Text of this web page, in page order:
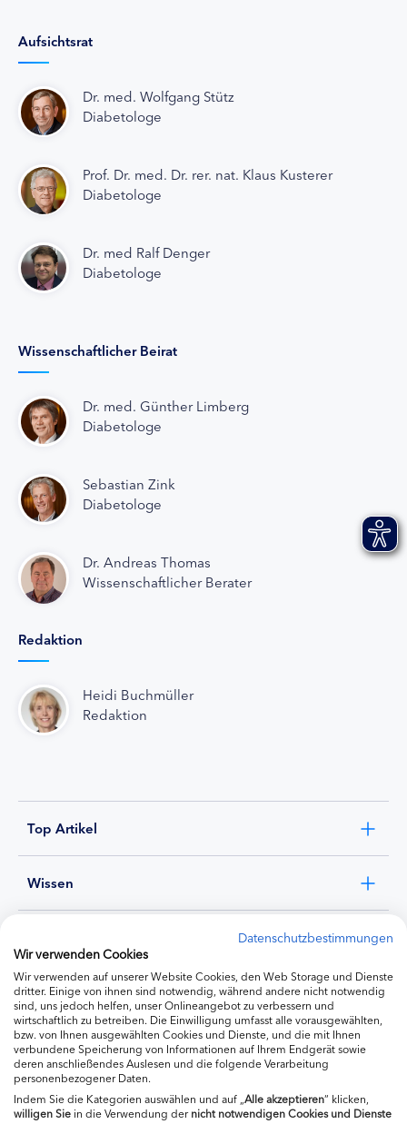
Aufsichtsrat
Dr. med. Wolfgang Stütz
Diabetologe
Prof. Dr. med. Dr. rer. nat. Klaus Kusterer
Diabetologe
Dr. med Ralf Denger
Diabetologe
Wissenschaftlicher Beirat
Dr. med. Günther Limberg
Diabetologe
Sebastian Zink
Diabetologe
Dr. Andreas Thomas
Wissenschaftlicher Berater
Redaktion
Heidi Buchmüller
Redaktion
Top Artikel
Wissen
Ernährung
Produkte
Datenschutzbestimmungen
Wir verwenden Cookies
Wir verwenden auf unserer Website Cookies, den Web Storage und Dienste
dritter. Einige von ihnen sind notwendig, während andere nicht notwendig
sind, uns jedoch helfen, unser Onlineangebot zu verbessern und
wirtschaftlich zu betreiben. Die Einwilligung umfasst alle vorausgewählten,
bzw. von Ihnen ausgewählten Cookies und Dienste, und die mit Ihnen
verbundene Speicherung von Informationen auf Ihrem Endgerät sowie
deren anschließendes Auslesen und die folgende Verarbeitung
personenbezogener Daten.
Indem Sie die Kategorien auswählen und auf „ Alle akzeptieren“ klicken,
willigenSie in die Verwendung dernicht notwendigen Cookies und Dienste